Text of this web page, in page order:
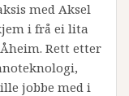
med Aksel
i frå ei lita
Rett etter
jobbe med i